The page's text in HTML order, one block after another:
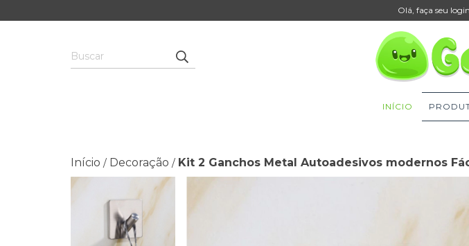
Olá, faça seu
INÍCIO
Início / Decoração / Kit 2 Ganchos Metal Autoadesivos modernos